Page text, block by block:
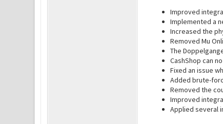
Improved
Implemented a
Increased the
Removed Mu
The
CashShop can
Fixed an issue
Added brute-
Removed the
Improved
Applied several